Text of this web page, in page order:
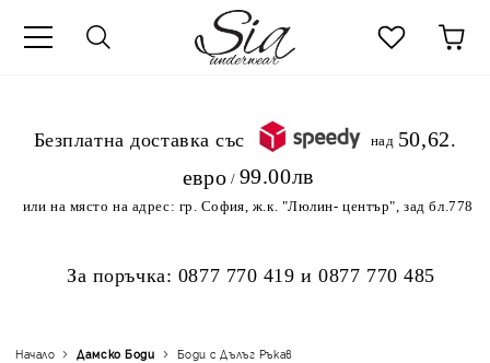
.Безплатна доставка със
над 50,62
евро / 99.00лв
или на място на адрес: гр. София, ж.к. "Люлин- център", зад бл.778
За поръчка: 0877 770 419 и0877 770 485
Начало Дамскo Боди Боди с Дълъг Ръкав